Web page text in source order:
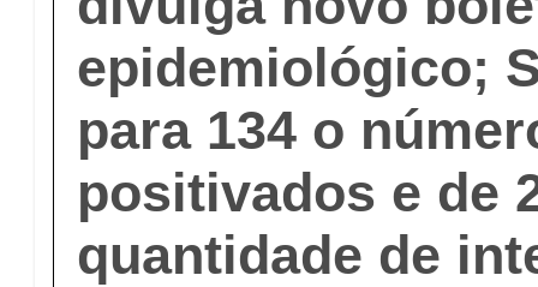
epidemiológico;
para 134 o
positivados e de
quantidade de